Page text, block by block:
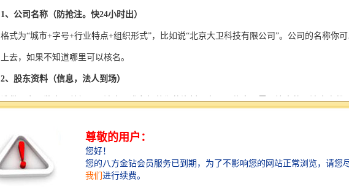
1、公司名称（防抢注。快24小时出）
格式为“城市+字号+行业特点+组织形式”，比如说“北京大卫科技有限公司”。公司的名称你
上去，如果不知道哪里可以核名。
2、股东资料（信息，法人到场）
谁做股东、监事、总经理、法人，准备好他们的资料，主要是信息，需要注意的是法人身份
3、注册（没有可用地址）
北京不能用住宅地址注册，需要用商业地址登记执照，如果没有选好注册，可以选择园区